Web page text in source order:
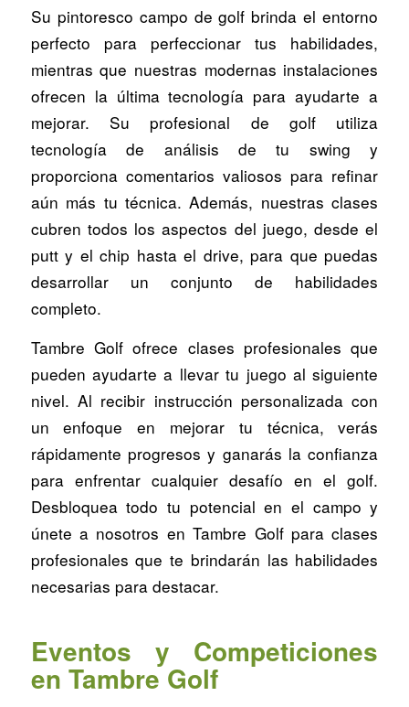
Su pintoresco campo de golf brinda el entorno
perfecto para perfeccionar tus habilidades,
mientras que nuestras modernas instalaciones
ofrecen la última tecnología para ayudarte a
mejorar. Su profesional de golf utiliza
tecnología de análisis de tu swing y
proporciona comentarios valiosos para refinar
aún más tu técnica. Además, nuestras clases
cubren todos los aspectos del juego, desde el
putt y el chip hasta el drive, para que puedas
desarrollar un conjunto de habilidades
completo.
Tambre Golf ofrece clases profesionales que
pueden ayudarte a llevar tu juego al siguiente
nivel. Al recibir instrucción personalizada con
un enfoque en mejorar tu técnica, verás
rápidamente progresos y ganarás la confianza
para enfrentar cualquier desafío en el golf.
Desbloquea todo tu potencial en el campo y
únete a nosotros en Tambre Golf para clases
profesionales que te brindarán las habilidades
necesarias para destacar.
Eventos y Competiciones
en Tambre Golf